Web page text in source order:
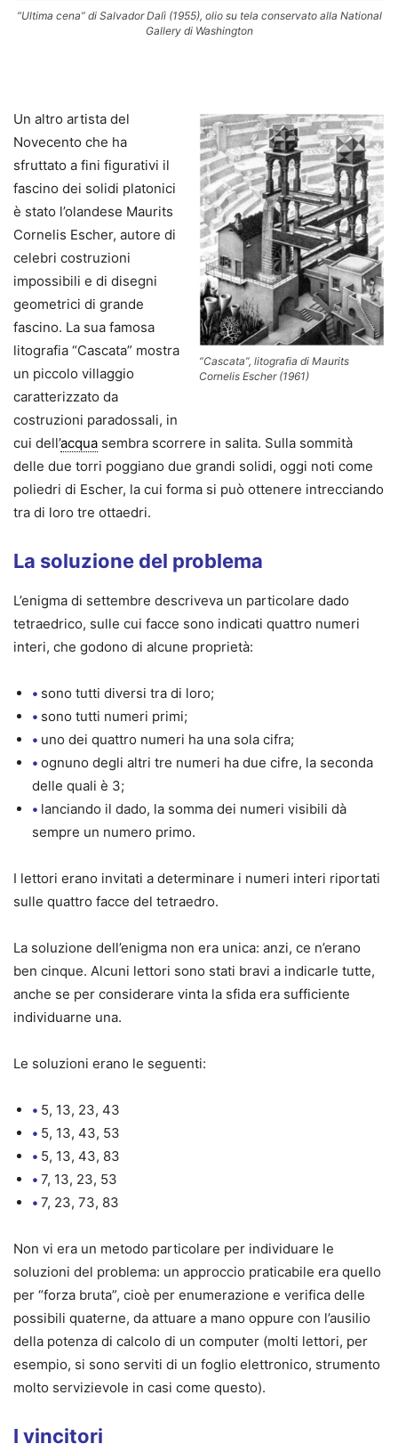
“Ultima cena” di Salvador Dalì (1955), olio su tela conservato alla National
Gallery di Washington
“Cascata”, litografia di Maurits
Cornelis Escher (1961)
Un altro artista del
Novecento che ha
sfruttato a fini figurativi il
fascino dei solidi platonici
è stato l’olandese Maurits
Cornelis Escher, autore di
celebri costruzioni
impossibili e di disegni
geometrici di grande
fascino. La sua famosa
litografia “Cascata” mostra
un piccolo villaggio
caratterizzato da
costruzioni paradossali, in
cui dell’acqua sembra scorrere in salita. Sulla sommità
delle due torri poggiano due grandi solidi, oggi noti come
poliedri di Escher, la cui forma si può ottenere intrecciando
tra di loro tre ottaedri.
La soluzione del problema
L’enigma di settembre descriveva un particolare dado
tetraedrico, sulle cui facce sono indicati quattro numeri
interi, che godono di alcune proprietà:
• sono tutti diversi tra di loro;
• sono tutti numeri primi;
• uno dei quattro numeri ha una sola cifra;
• ognuno degli altri tre numeri ha due cifre, la seconda
delle quali è 3;
• lanciando il dado, la somma dei numeri visibili dà
sempre un numero primo.
I lettori erano invitati a determinare i numeri interi riportati
sulle quattro facce del tetraedro.
La soluzione dell’enigma non era unica: anzi, ce n’erano
ben cinque. Alcuni lettori sono stati bravi a indicarle tutte,
anche se per considerare vinta la sfida era sufficiente
individuarne una.
Le soluzioni erano le seguenti:
• 5, 13, 23, 43
• 5, 13, 43, 53
• 5, 13, 43, 83
• 7, 13, 23, 53
• 7, 23, 73, 83
Non vi era un metodo particolare per individuare le
soluzioni del problema: un approccio praticabile era quello
per “forza bruta”, cioè per enumerazione e verifica delle
possibili quaterne, da attuare a mano oppure con l’ausilio
della potenza di calcolo di un computer (molti lettori, per
esempio, si sono serviti di un foglio elettronico, strumento
molto servizievole in casi come questo).
I vincitori